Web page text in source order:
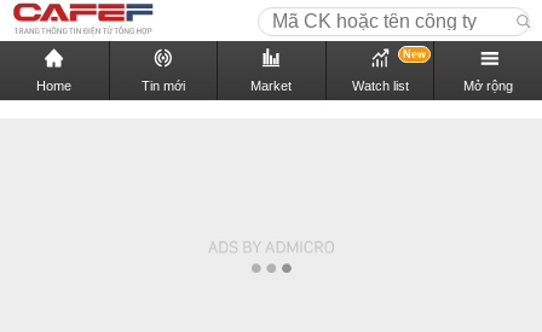
Home Tin mới Market Watch list
New
Mở rộng